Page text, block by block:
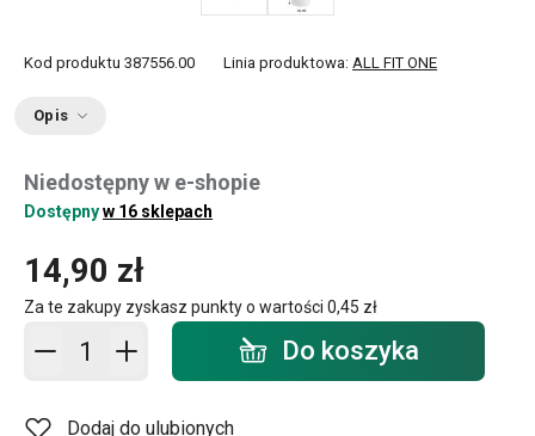
Kod produktu 387556.00 Linia produktowa: ALL FIT ONE
Opis
Niedostępny w e-shopie
Dostępnyw 16 sklepach
14,90 zł
Za te zakupy zyskasz punkty o wartości 0,45 zł
Dodaj do koszyka - ilość Do koszyka
Dodaj do ulubionych